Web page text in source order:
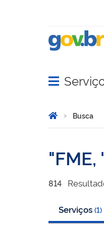
Abrir menu
Você está
Página Inicial
Busca
FME,
814
Serviços (1)